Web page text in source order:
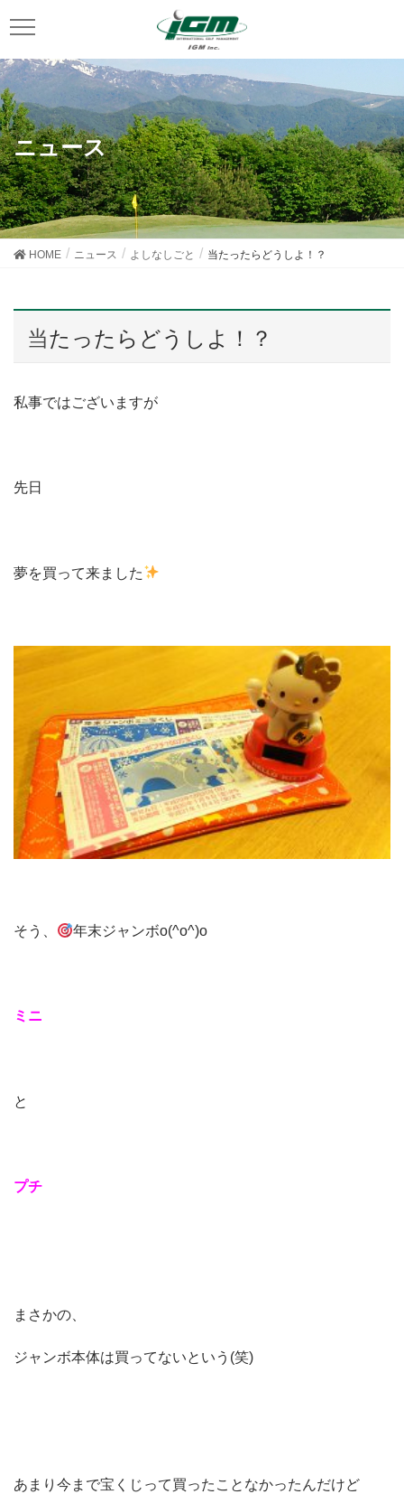
ニュース
HOME ニュース よしなしごと 当たったらどうしよ！？
当たったらどうしよ！？
私事ではございますが
先日
夢を買って来ました
そう、 年末ジャンボo(^o^)o
ミニ
と
プチ
まさかの、
ジャンボ本体は買ってないという(笑)
あまり今まで宝くじって買ったことなかったんだけど